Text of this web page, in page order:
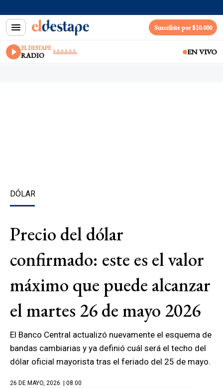
Suscribite por $10.000
EL DESTAPE
RADIO EN VIVO
DÓLAR
Precio del dólar
confirmado: este es el valor
máximo que puede alcanzar
el martes 26 de mayo 2026
El Banco Central actualizó nuevamente el esquema de
bandas cambiarias y ya definió cuál será el techo del
dólar oficial mayorista tras el feriado del 25 de mayo.
26 DE MAYO, 2026 | 08.00